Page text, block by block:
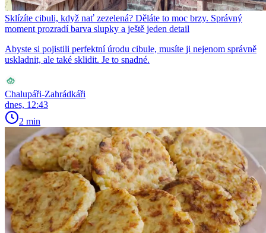
Sklízíte cibuli, když nať zezelená? Děláte to moc brzy. Správný
moment prozradí barva slupky a ještě jeden detail
Abyste si pojistili perfektní úrodu cibule, musíte ji nejenom správně
uskladnit, ale také sklidit. Je to snadné.
Chalupáři-Zahrádkáři
dnes, 12:43
2 min